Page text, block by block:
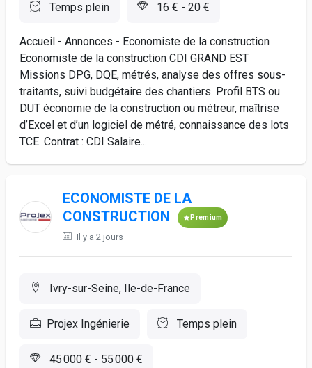
Temps plein 16 € - 20 €
Accueil - Annonces - Economiste de la construction
Economiste de la construction CDI GRAND EST
Missions DPG, DQE, métrés, analyse des offres sous-
traitants, suivi budgétaire des chantiers. Profil BTS ou
DUT économie de la construction ou métreur, maîtrise
d’Excel et d’un logiciel de métré, connaissance des lots
TCE. Contrat : CDI Salaire...
ECONOMISTE DE LA
CONSTRUCTION
Premium
Il y a 2 jours
Ivry-sur-Seine, Ile-de-France
Projex Ingénierie Temps plein
45 000 € - 55 000 €